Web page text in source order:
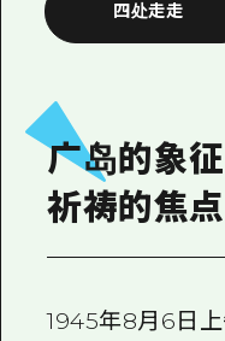
自然
短途旅
一日游
1晚2天
爱媛
超值
广岛
面向
通过
四处走走
广岛的象
祈祷的焦点
1945年8月6日